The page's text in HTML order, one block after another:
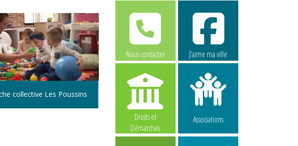
collective Les Poussins
Nous contacter J’aime ma ville
Droits et
Démarches
Associations